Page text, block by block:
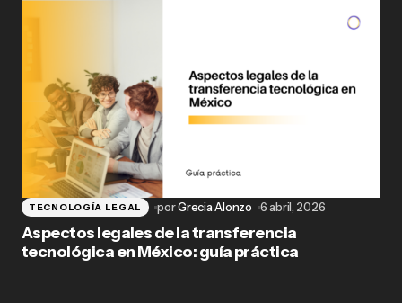
TECNOLOGÍA LEGAL porGrecia Alonzo 6 abril, 2026
Aspectos legales de la transferencia
tecnológica en México: guía práctica